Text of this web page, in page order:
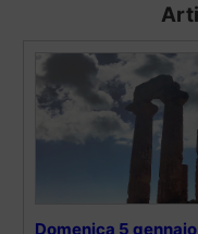
Domenica 5